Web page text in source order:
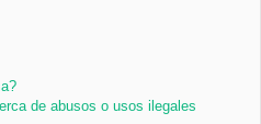
de abusos o usos ilegales